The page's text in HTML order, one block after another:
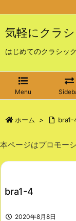
気軽にクラシ
はじめてのクラシッ
Menu
ホーム > bra1-
本ページはプロモー
bra1-4
2020年8月8日